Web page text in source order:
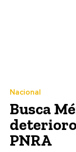
Nacional
Busca
PNRA